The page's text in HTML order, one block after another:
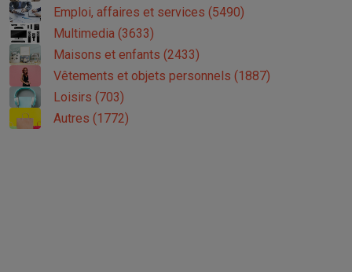
Emploi, affaires et services (5490)
Multimedia (3633)
Maisons et enfants (2433)
Vêtements et objets personnels (1887)
Loisirs (703)
Autres (1772)